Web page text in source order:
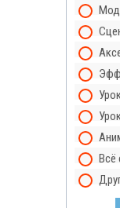
Всё